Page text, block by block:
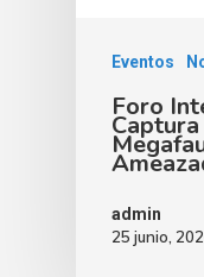
Eventos
Foro
admin
25 junio,